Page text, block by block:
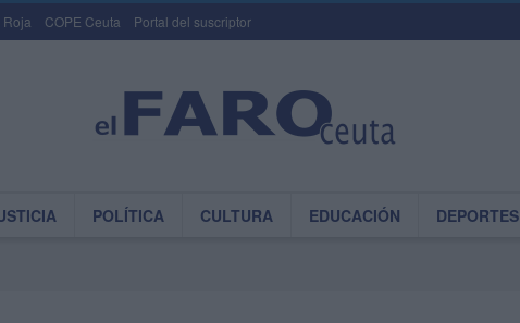
Roja COPE Ceuta Portal del suscriptor
POLÍTICA CULTURA EDUCACIÓN DEPORTES